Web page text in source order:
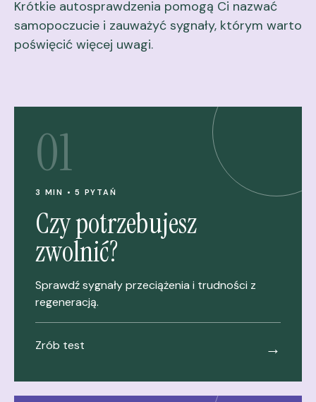
Krótkie autosprawdzenia pomogą Ci nazwać
samopoczucie i zauważyć sygnały, którym warto
poświęcić więcej uwagi.
01
3 MIN • 5 PYTAŃ
Czy potrzebujesz
zwolnić?
Sprawdź sygnały przeciążenia i trudności z
regeneracją.
Zrób test →